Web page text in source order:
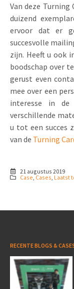
Van deze
duizend
ervoor dat er
succesvolle
zijn. Heeft u ook
boodschap over
gerust even
mee over een
interesse in de
verschillende
u tot een succes
van de Turning
21 augustus 2019
Case Cases Laatst
RECENTE BLOGS &